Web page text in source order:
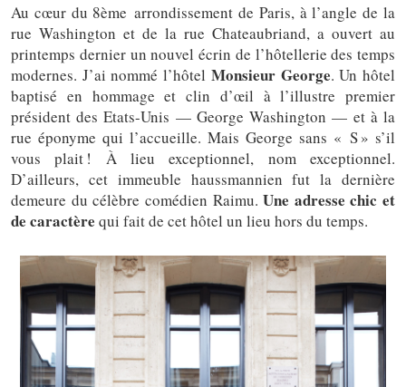
Au cœur du 8ème arrondissement de Paris, à l’angle de la
rue Washington et de la rue Chateaubriand, a ouvert au
printemps dernier un nouvel écrin de l’hôtellerie des temps
modernes. J’ai nommé l’hôtel Monsieur George. Un hôtel
baptisé en hommage et clin d’œil à l’illustre premier
président des Etats-Unis — George Washington — et à la
rue éponyme qui l’accueille. Mais George sans « S » s’il
vous plait ! À lieu exceptionnel, nom exceptionnel.
D’ailleurs, cet immeuble haussmannien fut la dernière
demeure du célèbre comédien Raimu.Une adresse chic et
de caractère qui fait de cet hôtel un lieu hors du temps.